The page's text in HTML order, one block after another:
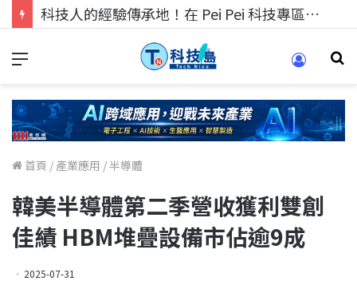
科技人的經驗傳承地！在 Pei Pei 科技專區，與學弟妹交流最硬核的技術
首頁 / 產業應用 /半導體
韓美半導體第二季營收獲利雙創
佳績 HBM堆疊設備市佔逾9成
2025-07-31